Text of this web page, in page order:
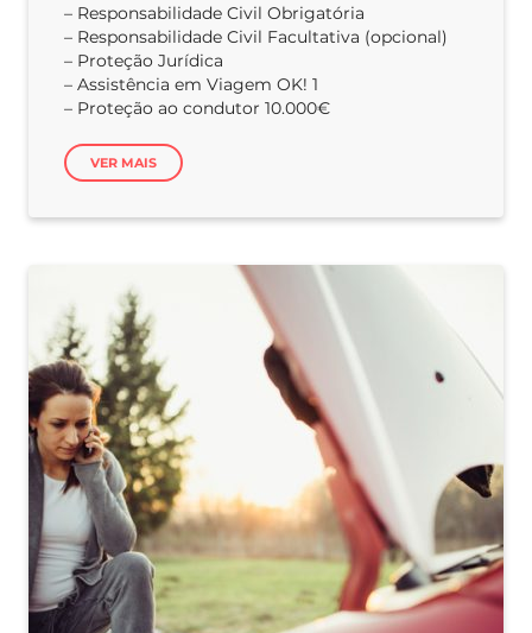
– Responsabilidade Civil Obrigatória
– Responsabilidade Civil Facultativa (opcional)
– Proteção Jurídica
– Assistência em Viagem OK! 1
– Proteção ao condutor 10.000€
VER MAIS